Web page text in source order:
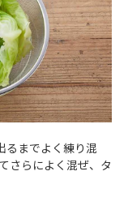
るまでよく練り混
さらによく混ぜ、タ